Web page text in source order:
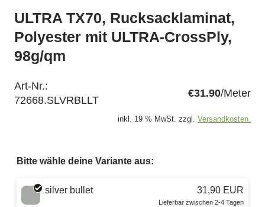
ULTRA TX70, Rucksacklaminat,
Polyester mit ULTRA-CrossPly,
98g/qm
Art-Nr.:
72668.SLVRBLLT
€31.90/Meter
inkl. 19 % MwSt. zzgl. Versandkosten.
Bitte wähle deine Variante aus:
Wähle eine Farbe
silver bullet 31,90 EUR
Lieferbar zwischen 2-4 Tagen